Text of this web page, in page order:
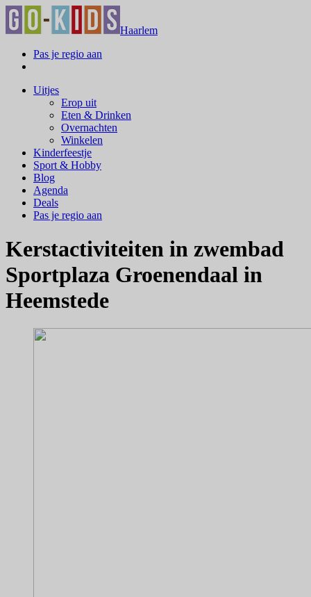
Haarlem
Pas je regio aan
Uitjes
Erop uit
Eten & Drinken
Overnachten
Winkelen
Kinderfeestje
Sport & Hobby
Blog
Agenda
Deals
Pas je regio aan
Kerstactiviteiten in zwembad
Sportplaza Groenendaal in
Heemstede